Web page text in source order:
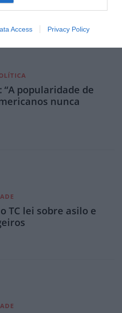
Access Privacy Policy
“A popularidade de
nunca
TC lei sobre asilo e